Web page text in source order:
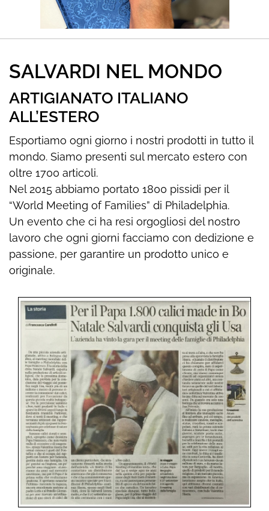
SALVARDI NEL MONDO
ARTIGIANATO ITALIANO
ALL’ESTERO
Esportiamo ogni giorno i nostri prodotti in tutto il
mondo. Siamo presenti sul mercato estero con
oltre 1700 articoli.
Nel 2015 abbiamo portato 1800 pissidi per il
“World Meeting of Families” di Philadelphia.
Un evento che ci ha resi orgogliosi del nostro
lavoro che ogni giorni facciamo con dedizione e
passione, per garantire un prodotto unico e
originale.